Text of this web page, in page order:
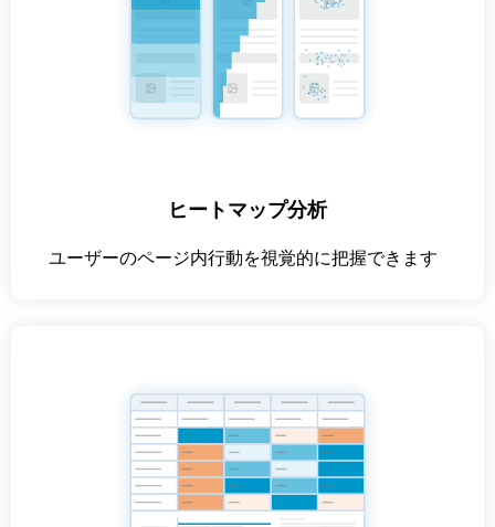
ヒートマップ分析
ユーザーのページ内行動を視覚的に把握できます